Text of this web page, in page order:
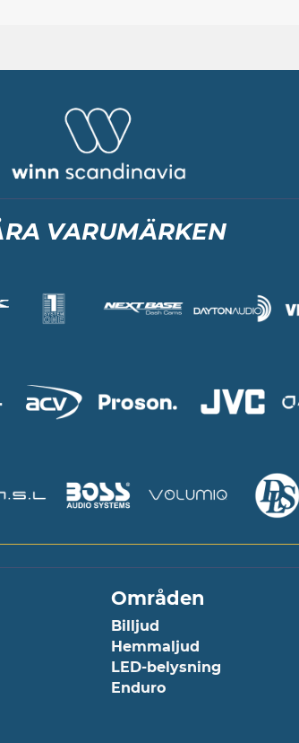
VARUMÄRKEN
Områden
Billjud
Hemmaljud
LED-belysning
Enduro